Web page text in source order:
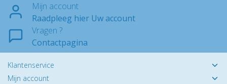
Mijn account
Raadpleeg hier Uw account
Vragen ?
Contactpagina
Klantenservice
Mijn account